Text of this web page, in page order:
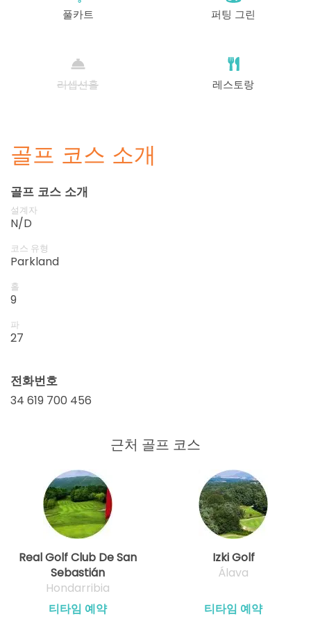
풀카트 퍼팅 그린
리셉션홀 레스토랑
골프 코스 소개
골프 코스 소개
설계자
N/D
코스 유형
Parkland
홀
9
파
27
전화번호
34 619 700 456
근처 골프 코스
Real Golf Club De San
Sebastián
Hondarribia
티타임 예약
Izki Golf
Álava
티타임 예약